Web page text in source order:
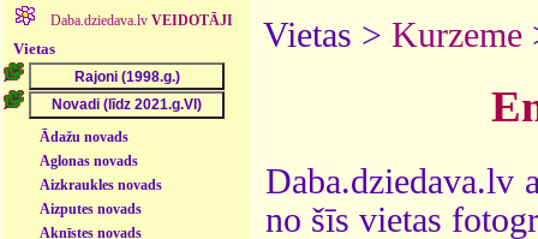
Daba.dziedava.lv VEIDOTĀJI
Vietas
Ādažu novads
Aglonas novads
Aizkraukles novads
Aizputes novads
Aknīstes novads
Vietas > Kurzeme
Daba.dziedava.lv
no šīs vietas